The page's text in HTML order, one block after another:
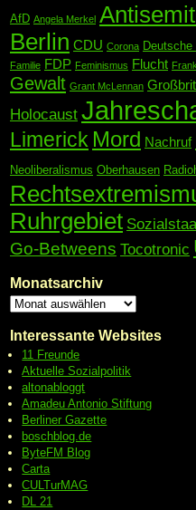
AfD Angela Merkel
Berlin CDU Corona Deutsche
Familie FDP Feminismus Flucht
Gewalt Grant McLennan
Holocaust
Limerick Mord Nachruf
Neoliberalismus Oberhausen
Ruhrgebiet
Go-Betweens Tocotronic
Monatsarchiv
Interessante Websites
11 Freunde
Aktuelle Sozialpolitik
altonabloggt
Amadeu Antonio Stiftung
Berliner Gazette
boschblog.de
ByteFM Blog
Carta
CULTurMAG
DL 21